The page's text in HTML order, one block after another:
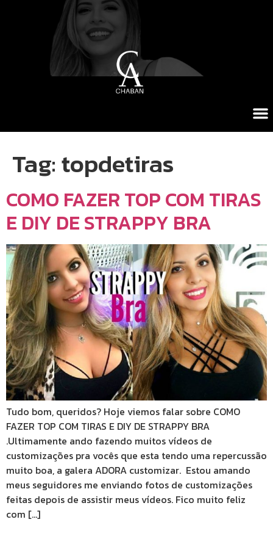
Tag:topdetiras
COMO FAZER TOP COM TIRAS
E DIY DE STRAPPY BRA
Tudo bom, queridos? Hoje viemos falar sobre COMO
FAZER TOP COM TIRAS E DIY DE STRAPPY BRA
.Ultimamente ando fazendo muitos vídeos de
customizações pra vocês que esta tendo uma repercussão
muito boa, a galera ADORA customizar. Estou amando
meus seguidores me enviando fotos de customizações
feitas depois de assistir meus vídeos. Fico muito feliz
com […]